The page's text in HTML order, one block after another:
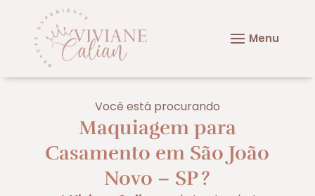
Você está procurando
Maquiagem para
Casamento em São João
Novo – SP?